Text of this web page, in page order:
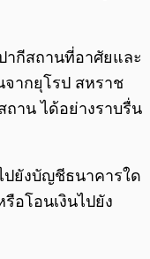
กีสถานที่อาศัยและ
จากยุโรป สหราช
าน ได้อย่างราบรื่น
ปยังบัญชีธนาคารใด
อโอนเงินไปยัง